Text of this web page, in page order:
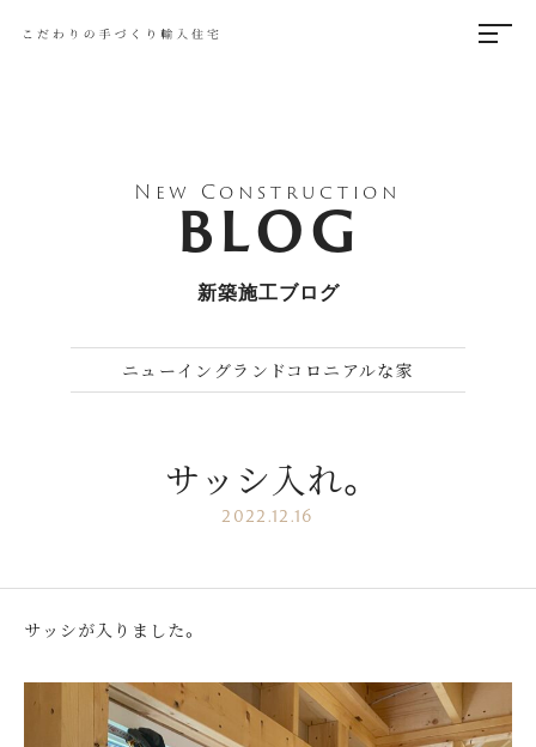
New Construction
BLOG
新築施工ブログ
ニューイングランドコロニアルな家
サッシ入れ。
2022.12.16
サッシが入りました。